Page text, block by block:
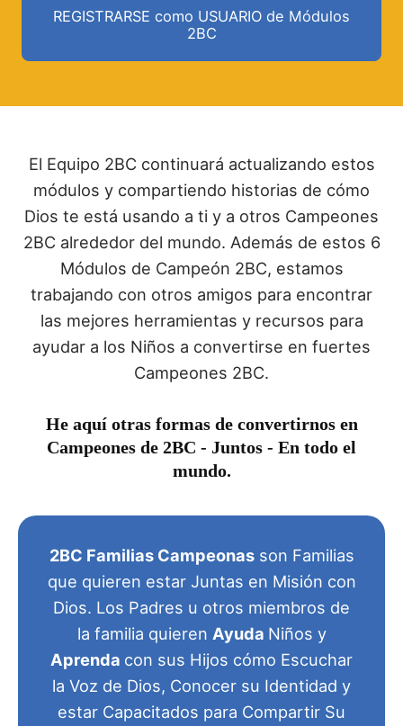
REGISTRARSE como USUARIO de Módulos
2BC
El Equipo 2BC continuará actualizando estos
módulos y compartiendo historias de cómo
Dios te está usando a ti y a otros Campeones
2BC alrededor del mundo. Además de estos 6
Módulos de Campeón 2BC, estamos
trabajando con otros amigos para encontrar
las mejores herramientas y recursos para
ayudar a los Niños a convertirse en fuertes
Campeones 2BC.
He aquí otras formas de convertirnos en
Campeones de 2BC - Juntos - En todo el
mundo.
2BC Familias Campeonasson Familias
que quieren estar Juntas en Misión con
Dios. Los Padres u otros miembros de
la familia quieren Ayuda Niños y
Aprenda con sus Hijos cómo Escuchar
la Voz de Dios, Conocer su Identidad y
estar Capacitados para Compartir Su